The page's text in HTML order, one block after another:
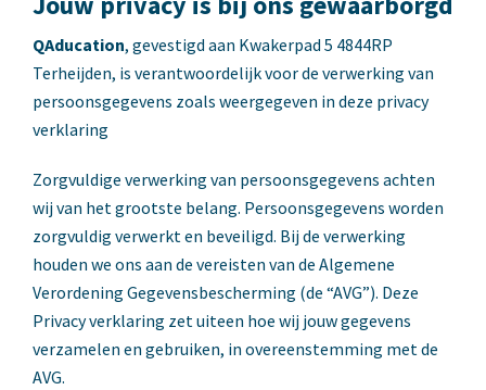
QAducation, gevestigd aan Kwakerpad 5 4844RP
Terheijden, is verantwoordelijk voor de verwerking van
persoonsgegevens zoals weergegeven in deze privacy
verklaring
Zorgvuldige verwerking van persoonsgegevens achten
wij van het grootste belang. Persoonsgegevens worden
zorgvuldig verwerkt en beveiligd. Bij de verwerking
houden we ons aan de vereisten van de Algemene
Verordening Gegevensbescherming (de “AVG”). Deze
Privacy verklaring zet uiteen hoe wij jouw gegevens
verzamelen en gebruiken, in overeenstemming met de
AVG.